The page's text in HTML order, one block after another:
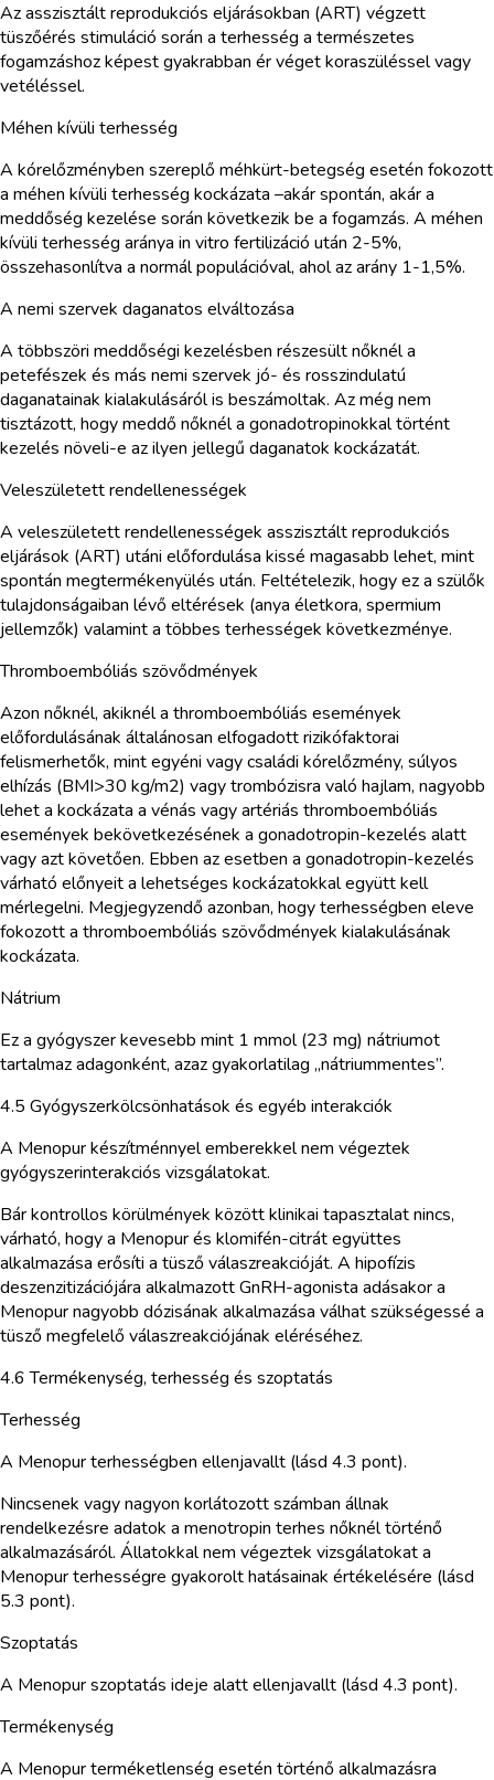
Az asszisztált reprodukciós eljárásokban (ART) végzett
tüszőérés stimuláció során a terhesség a természetes
fogamzáshoz képest gyakrabban ér véget koraszüléssel vagy
vetéléssel.
Méhen kívüli terhesség
A kórelőzményben szereplő méhkürt-betegség esetén fokozott
a méhen kívüli terhesség kockázata –akár spontán, akár a
meddőség kezelése során következik be a fogamzás. A méhen
kívüli terhesség aránya in vitro fertilizáció után 2-5%,
összehasonlítva a normál populációval, ahol az arány 1-1,5%.
A nemi szervek daganatos elváltozása
A többszöri meddőségi kezelésben részesült nőknél a
petefészek és más nemi szervek jó- és rosszindulatú
daganatainak kialakulásáról is beszámoltak. Az még nem
tisztázott, hogy meddő nőknél a gonadotropinokkal történt
kezelés növeli-e az ilyen jellegű daganatok kockázatát.
Veleszületett rendellenességek
A veleszületett rendellenességek asszisztált reprodukciós
eljárások (ART) utáni előfordulása kissé magasabb lehet, mint
spontán megtermékenyülés után. Feltételezik, hogy ez a szülők
tulajdonságaiban lévő eltérések (anya életkora, spermium
jellemzők) valamint a többes terhességek következménye.
Thromboembóliás szövődmények
Azon nőknél, akiknél a thromboembóliás események
előfordulásának általánosan elfogadott rizikófaktorai
felismerhetők, mint egyéni vagy családi kórelőzmény, súlyos
elhízás (BMI>30 kg/m2) vagy trombózisra való hajlam, nagyobb
lehet a kockázata a vénás vagy artériás thromboembóliás
események bekövetkezésének a gonadotropin-kezelés alatt
vagy azt követően. Ebben az esetben a gonadotropin-kezelés
várható előnyeit a lehetséges kockázatokkal együtt kell
mérlegelni. Megjegyzendő azonban, hogy terhességben eleve
fokozott a thromboembóliás szövődmények kialakulásának
kockázata.
Nátrium
Ez a gyógyszer kevesebb mint 1 mmol (23 mg) nátriumot
tartalmaz adagonként, azaz gyakorlatilag „nátriummentes”.
4.5 Gyógyszerkölcsönhatások és egyéb interakciók
A Menopur készítménnyel emberekkel nem végeztek
gyógyszerinterakciós vizsgálatokat.
Bár kontrollos körülmények között klinikai tapasztalat nincs,
várható, hogy a Menopur és klomifén-citrát együttes
alkalmazása erősíti a tüsző válaszreakcióját. A hipofízis
deszenzitizációjára alkalmazott GnRH-agonista adásakor a
Menopur nagyobb dózisának alkalmazása válhat szükségessé a
tüsző megfelelő válaszreakciójának eléréséhez.
4.6 Termékenység, terhesség és szoptatás
Terhesség
A Menopur terhességben ellenjavallt (lásd 4.3 pont).
Nincsenek vagy nagyon korlátozott számban állnak
rendelkezésre adatok a menotropin terhes nőknél történő
alkalmazásáról. Állatokkal nem végeztek vizsgálatokat a
Menopur terhességre gyakorolt hatásainak értékelésére (lásd
5.3 pont).
Szoptatás
A Menopur szoptatás ideje alatt ellenjavallt (lásd 4.3 pont).
Termékenység
A Menopur terméketlenség esetén történő alkalmazásra